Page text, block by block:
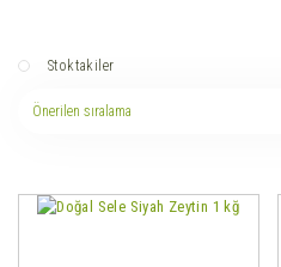
Stoktakiler